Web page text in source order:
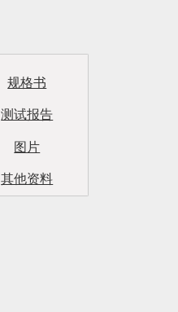
规格书
测试报告
图片
其他资料